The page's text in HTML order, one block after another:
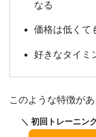
なる
価格は低くて
好きなタイミ
このような特徴があ
初回トレーニン